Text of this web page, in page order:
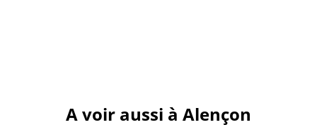
A voir aussi à Alençon